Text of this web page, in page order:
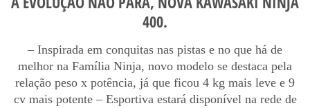
400.
– Inspirada em conquitas nas pistas e no que há de
melhor na Família Ninja, novo modelo se destaca pela
relação peso x potência, já que ficou 4 kg mais leve e 9
cv mais potente – Esportiva estará disponível na rede de